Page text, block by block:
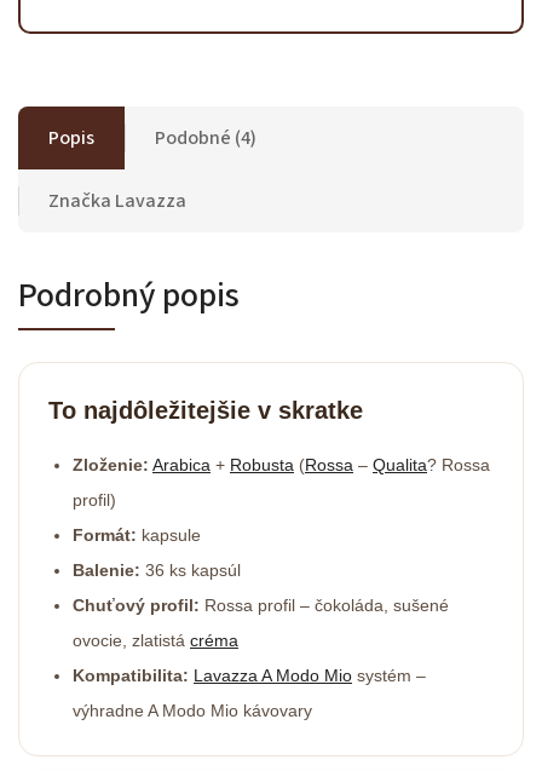
Popis Podobné (4)
Značka Lavazza
Podrobný popis
To najdôležitejšie v skratke
Zloženie: Arabica + Robusta (Rossa – Qualita? Rossa
profil)
Formát: kapsule
Balenie: 36 ks kapsúl
Chuťový profil: Rossa profil – čokoláda, sušené
ovocie, zlatistá créma
Kompatibilita: Lavazza A Modo Mio systém –
výhradne A Modo Mio kávovary